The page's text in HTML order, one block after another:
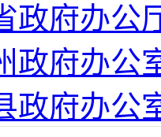
政府办公
政府办公
政府办公